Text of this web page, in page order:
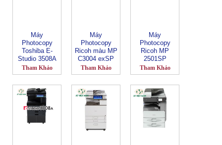
Máy
Photocopy
Toshiba E-
Studio 3508A
Tham Khảo
Máy
Photocopy
Ricoh màu MP
C3004 exSP
Tham Khảo
Máy
Photocopy
Ricoh MP
2501SP
Tham Khảo